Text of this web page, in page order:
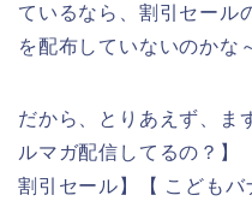
ているなら、割引セール
を配布していないのかな
だから、とりあえず、ま
ルマガ配信してるの？】
割引セール】【 こども